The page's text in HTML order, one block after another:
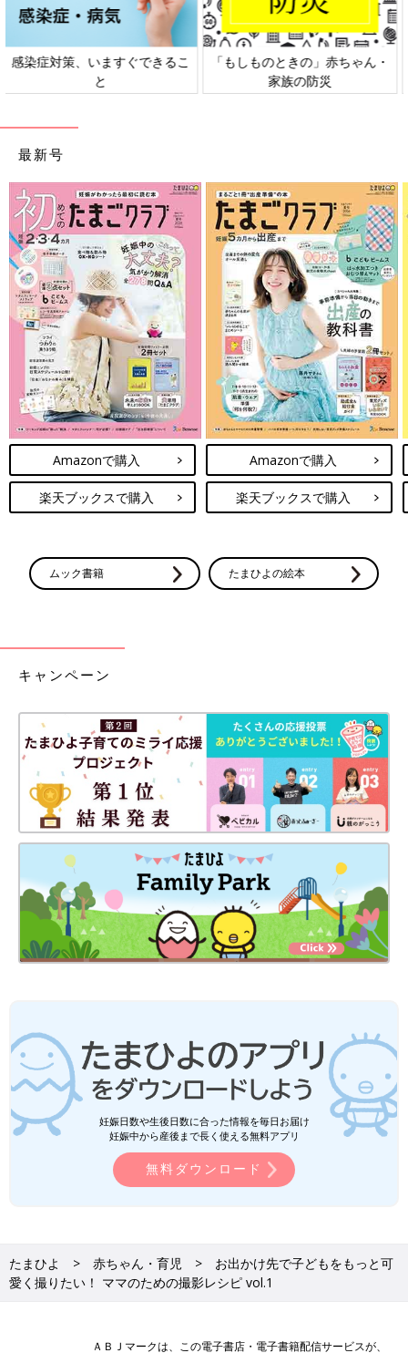
日本外来小児科学会リーフレッ
ト検討会
六星占術 細木かおりさんの人生
相談
最新号
Amazonで購入
楽天ブックスで購入
Amazonで購入
楽天ブックスで購入
ムック書籍 たまひよの絵本
キャンペーン
妊娠日数や生後日数に合った情報を毎日お届け
妊娠中から産後まで長く使える無料アプリ
無料ダウンロード
たまひよ 赤ちゃん・育児
お出かけ先で子どもをもっと可
愛く撮りたい！ ママのための撮影レシピ vol.1
ＡＢＪマークは、この電子書店・電子書籍配信サービスが、